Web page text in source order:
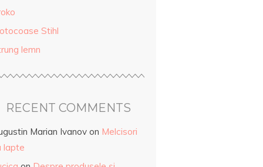
Stihl
lemn
RECENT COMMENTS
Marian Ivanov on Melcisori
lapte